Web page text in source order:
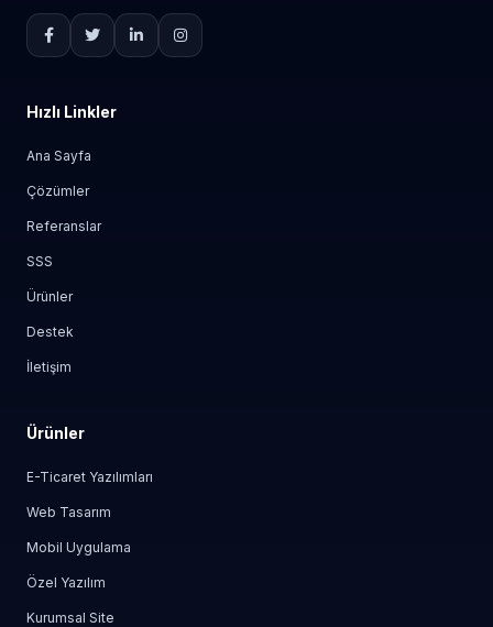
Hızlı Linkler
Ana Sayfa
Çözümler
Referanslar
SSS
Ürünler
Destek
İletişim
Ürünler
E-Ticaret Yazılımları
Web Tasarım
Mobil Uygulama
Özel Yazılım
Kurumsal Site